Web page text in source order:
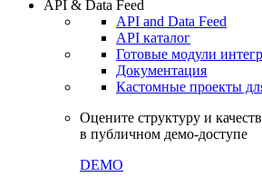
Откройте глобальную
Получить доступ
API & Data Feed
API and Data Feed
Готовые модули
Документация